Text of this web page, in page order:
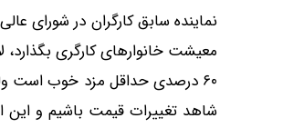
نماینده سابق کارگران در شورای
معیشت خانوارهای کارگری
۶۰ درصدی حداقل مزد خوب است
شاهد تغییرات قیمت باشیم و این